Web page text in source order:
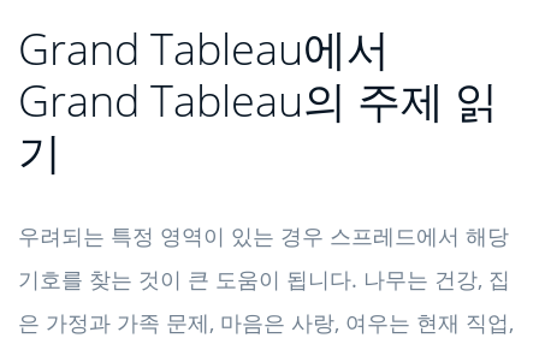
Grand Tableau에서
Grand Tableau의 주제 읽
기
우려되는 특정 영역이 있는 경우 스프레드에서 해당
기호를 찾는 것이 큰 도움이 됩니다. 나무는 건강, 집
은 가정과 가족 문제, 마음은 사랑, 여우는 현재 직업,